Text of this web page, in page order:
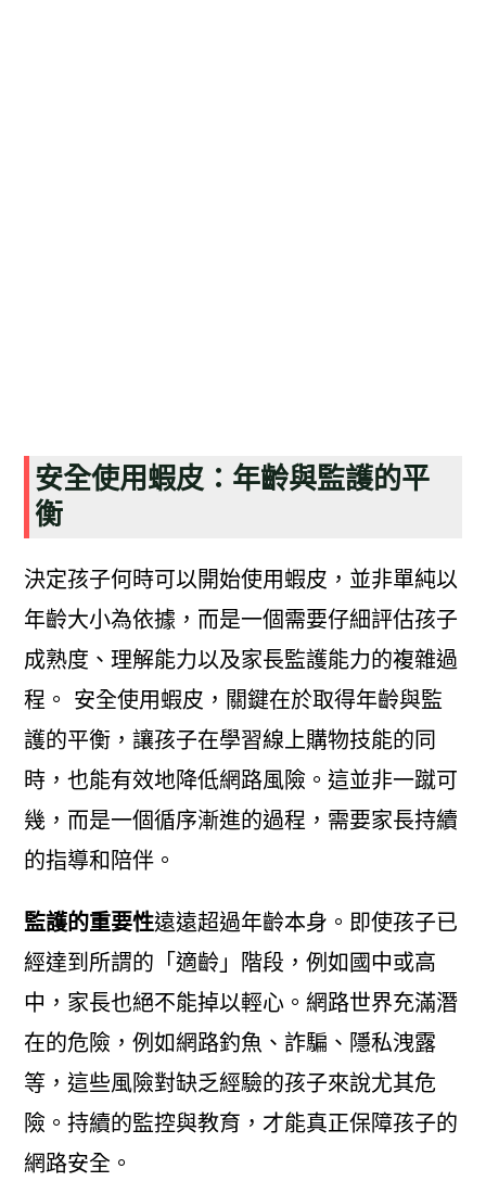
安全使用蝦皮：年齡與監護的平
衡
決定孩子何時可以開始使用蝦皮，並非單純以
年齡大小為依據，而是一個需要仔細評估孩子
成熟度、理解能力以及家長監護能力的複雜過
程。 安全使用蝦皮，關鍵在於取得年齡與監
護的平衡，讓孩子在學習線上購物技能的同
時，也能有效地降低網路風險。這並非一蹴可
幾，而是一個循序漸進的過程，需要家長持續
的指導和陪伴。
監護的重要性遠遠超過年齡本身。即使孩子已
經達到所謂的「適齡」階段，例如國中或高
中，家長也絕不能掉以輕心。網路世界充滿潛
在的危險，例如網路釣魚、詐騙、隱私洩露
等，這些風險對缺乏經驗的孩子來說尤其危
險。持續的監控與教育，才能真正保障孩子的
網路安全。